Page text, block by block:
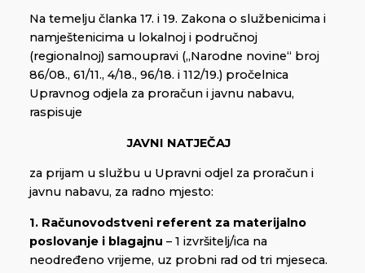
Na temelju članka 17. i 19. Zakona o službenicima i
namještenicima u lokalnoj i područnoj
(regionalnoj) samoupravi („Narodne novine“ broj
86/08., 61/11., 4/18., 96/18. i 112/19.) pročelnica
Upravnog odjela za proračun i javnu nabavu,
raspisuje
JAVNI NATJEČAJ
za prijam u službu u Upravni odjel za proračun i
javnu nabavu, za radno mjesto:
1. Računovodstveni referent za materijalno
poslovanje i blagajnu – 1 izvršitelj/ica na
neodređeno vrijeme, uz probni rad od tri mjeseca.